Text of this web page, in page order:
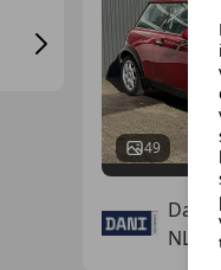
49
Dani
NL-